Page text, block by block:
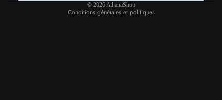
© 2026AdjanaShop
Conditions générales et politiques